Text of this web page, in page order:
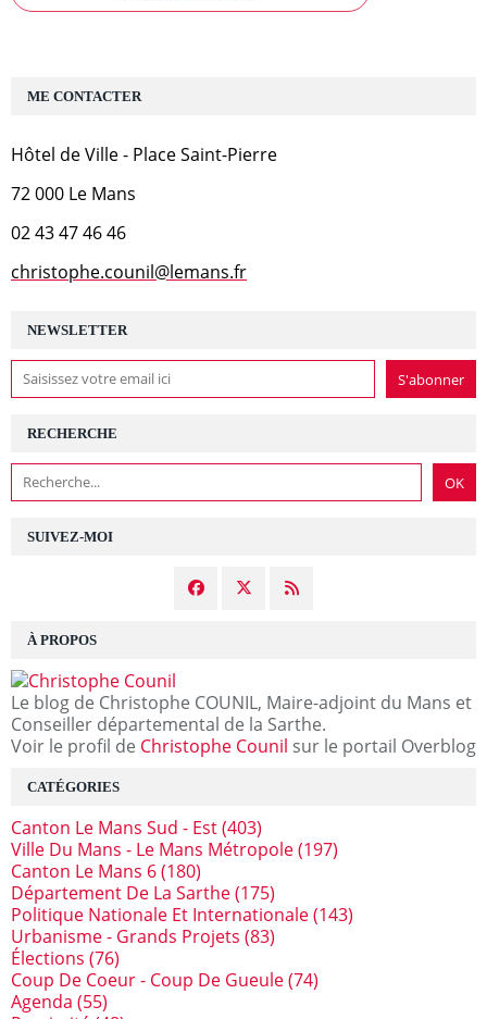
NEWSLETTER
SUIVEZ-MOI
RECHERCHE
À PROPOS
Le blog de Christophe COUNIL, Maire-adjoint du Mans et
Conseiller départemental de la Sarthe.
Voir le profil de Christophe Counil sur le portail Overblog
CATÉGORIES
Canton Le Mans Sud - Est(403)
Ville Du Mans - Le Mans Métropole(197)
Canton Le Mans 6(180)
Département De La Sarthe(175)
Politique Nationale Et Internationale(143)
Urbanisme - Grands Projets (83)
Élections (76)
Coup De Coeur - Coup De Gueule(74)
Agenda (55)
ME CONTACTER
Hôtel de Ville - Place Saint-Pierre
72 000 Le Mans
02 43 47 46 46
christophe.counil@lemans.fr